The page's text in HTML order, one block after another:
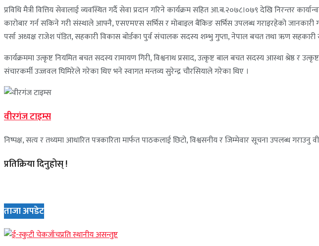
प्रविधि मैत्री वित्तिय सेवालाई व्यवस्थित गर्दै सेवा प्रदान गरिने कार्यक्रम सहित आ.ब.२०७८।०७९ देखि निरन्तर
कारोबार गर्न सकिने गरी संस्थाले आफ्नै, एसएमएस सर्भिस र मोबाइल बैंकिङ सर्भिस उपलब्ध गराइरहेको जानकारी
पर्सा अध्यक्ष राजेश पंडित, सहकारी विकास बोर्डका पुर्व संचालक सदस्य शम्भु गुप्ता, नेपाल बचत तथा ऋण
कार्यक्रममा उत्कृष्ट नियमित बचत सदस्य रामायण गिरी, विश्वनाथ प्रसाद, उत्कृष्ट बाल बचत सदस्य आस्था श्रेष्ठ
संचारकर्मी उज्जवल घिमिरेले गरेका थिए भने स्वागत मन्तव्य सुरेन्द्र चौरसियाले गरेका थिए ।
वीरगंज टाइम्स
निष्पक्ष, सत्य र तथ्यमा आधारित पत्रकारिता मार्फत पाठकलाई छिटो, विश्वसनीय र जिम्मेवार सूचना उपलब्ध गराउनु
प्रतिक्रिया दिनुहोस् !
ताजा अपडेट